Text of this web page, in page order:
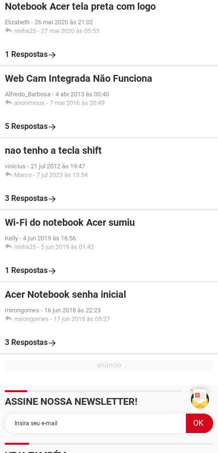
Notebook Acer tela preta com logo
Elizabeth - 26 mai 2020 às 21:02
ninha25 - 27 mai 2020 às 05:53
1 Respostas
Web Cam Integrada Não Funciona
Alfredo_Barbosa - 4 abr 2013 às 00:40
anonimous - 7 mai 2016 às 20:49
5 Respostas
nao tenho a tecla shift
vinicius - 21 jul 2012 às 19:47
Marco - 7 jul 2023 às 13:54
3 Respostas
Wi-Fi do notebook Acer sumiu
Kelly - 4 jun 2019 às 16:56
ninha25 - 5 jun 2019 às 01:42
1 Respostas
Acer Notebook senha inicial
mirongomes - 16 jun 2018 às 22:23
mirongomes - 17 jun 2018 às 05:27
3 Respostas
ASSINE NOSSA NEWSLETTER!